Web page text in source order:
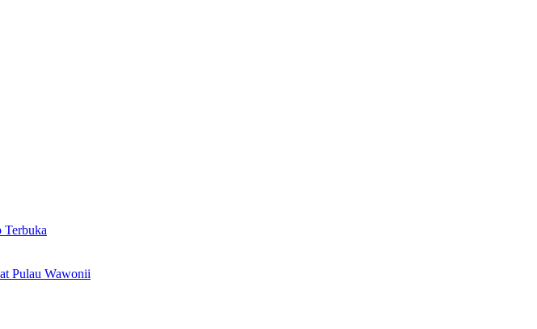
Terbuka
Pulau Wawonii